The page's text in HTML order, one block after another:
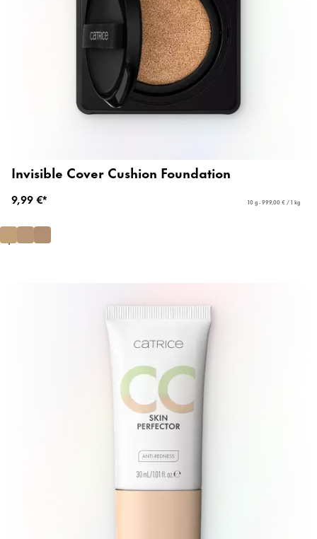
Invisible Cover Cushion Foundation
9,99 €* 10 g - 999,00 € / 1 kg